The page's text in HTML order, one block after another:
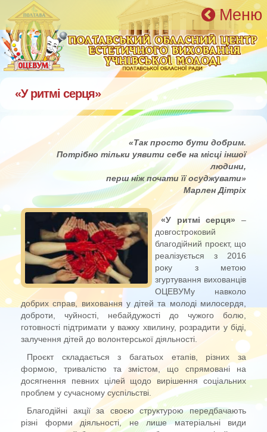
Перейти к основному содержанию Меню
«У ритмі серця»
«Так просто бути добрим.
Потрібно тільки уявити себе на місці іншої
людини,
перш ніж почати її осуджувати»
Марлен Дітріх
«У ритмі серця» –
довгостроковий
благодійний проєкт, що
реалізується з 2016
року з метою
згуртування вихованців
ОЦЕВУМу навколо
добрих справ, виховання у дітей та молоді милосердя,
доброти, чуйності, небайдужості до чужого болю,
готовності підтримати у важку хвилину, розрадити у біді,
залучення дітей до волонтерської діяльності.
Проєкт складається з багатьох етапів, різних за
формою, тривалістю та змістом, що спрямовані на
досягнення певних цілей щодо вирішення соціальних
проблем у сучасному суспільстві.
Благодійні акції за своєю структурою передбачають
різні форми діяльності, не лише матеріальні види